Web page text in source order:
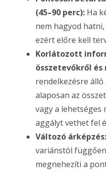
(45–90 perc): Ha
nem hagyod
ezért előre kell
Korlátozott
összetevőkről
rendelkezésre
alaposan az
vagy a lehetséges
aggályt vethet fel
Változó árképzés:
variánstól
megnehezíti a